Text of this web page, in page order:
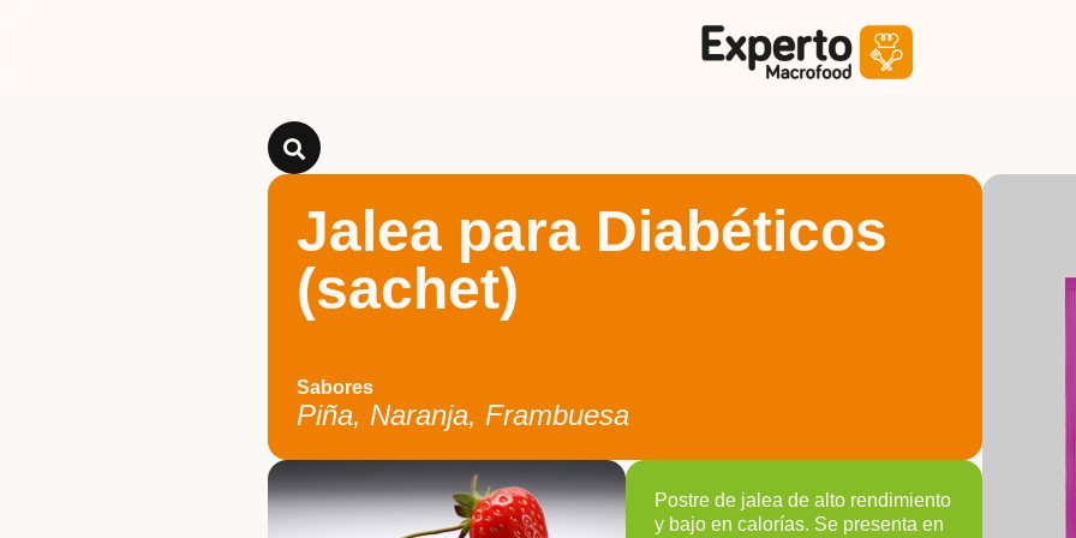
Jalea para Diabéticos
(sachet)
Sabores
Piña, Naranja, Frambuesa
Postre de jalea de alto rendimiento
y bajo en calorías. Se presenta en